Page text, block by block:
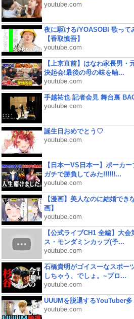
youtube.com
夜に駆ける/YOASOBI 歌って
【香取慎吾】
youtube.com
【上京直前】はなわ家長男・
決起会!最後の母の味を噛...
youtube.com
手越祐也 記者会見 舞台裏
youtube.com
誕生日おめでとう♡
youtube.com
【日本一VS日本一】ポーカ
ガチで勝負してみた!!!!!!...
youtube.com
【漫画】美人なのに結婚でき
画】
youtube.com
【公式ライブCH1 全編】大
ス・モンダミンカップ(予...
youtube.com
石橋貴明がゴイスーなスポー
しちゃう、でしょ。~プロ...
youtube.com
UUUMを脱退するYouTuber多
youtube.com